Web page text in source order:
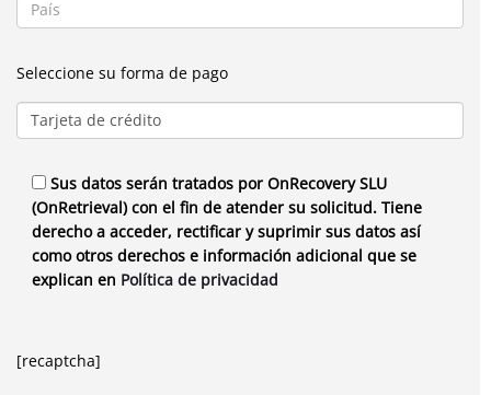
Seleccione su forma de pago
Sus datos serán tratados por OnRecovery SLU
(OnRetrieval) con el fin de atender su solicitud. Tiene
derecho a acceder, rectificar y suprimir sus datos así
como otros derechos e información adicional que se
explican en Política de privacidad
[recaptcha]